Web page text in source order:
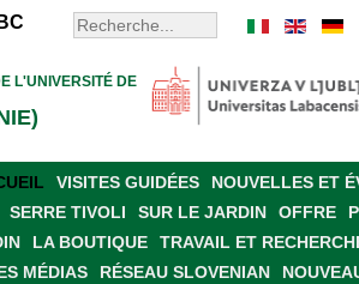
L'UNIVERSITÉ DE
VISITES GUIDÉES
NOUVELLES ET
SERRE TIVOLI SUR LE JARDIN OFFRE
LA BOUTIQUE
TRAVAIL ET
MÉDIAS
RÉSEAU SLOVENIAN